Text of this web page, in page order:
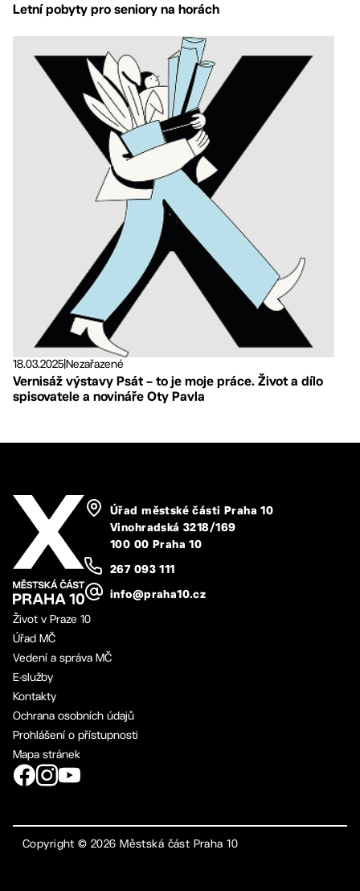
Letní pobyty pro seniory na horách
18.03.2025Nezařazené
Vernisáž výstavy Psát – to je moje práce. Život a dílo
spisovatele a novináře Oty Pavla
Úřad městské části Praha 10
Vinohradská 3218/169
100 00 Praha 10
267 093 111
info@praha10.cz
Život v Praze 10
Úřad MČ
Vedení a správa MČ
E-služby
Kontakty
Ochrana osobních údajů
Prohlášení o přístupnosti
Mapa stránek
Copyright ©2026 Městská část Praha 10